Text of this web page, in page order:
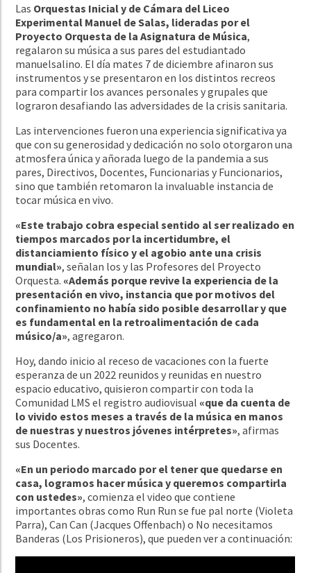
Las Orquestas Inicial y de Cámara del Liceo
Experimental Manuel de Salas, lideradas por el
Proyecto Orquesta de la Asignatura de Música,
regalaron su música a sus pares del estudiantado
manuelsalino. El día mates 7 de diciembre afinaron sus
instrumentos y se presentaron en los distintos recreos
para compartir los avances personales y grupales que
lograron desafiando las adversidades de la crisis sanitaria.
Las intervenciones fueron una experiencia significativa ya
que con su generosidad y dedicación no solo otorgaron una
atmosfera única y añorada luego de la pandemia a sus
pares, Directivos, Docentes, Funcionarias y Funcionarios,
sino que también retomaron la invaluable instancia de
tocar música en vivo.
«Este trabajo cobra especial sentido al ser realizado en
tiempos marcados por la incertidumbre, el
distanciamiento físico y el agobio ante una crisis
mundial», señalan los y las Profesores del Proyecto
Orquesta. «Además porque revive la experiencia de la
presentación en vivo, instancia que por motivos del
confinamiento no había sido posible desarrollar y que
es fundamental en la retroalimentación de cada
músico/a», agregaron.
Hoy, dando inicio al receso de vacaciones con la fuerte
esperanza de un 2022 reunidos y reunidas en nuestro
espacio educativo, quisieron compartir con toda la
Comunidad LMS el registro audiovisual «que da cuenta de
lo vivido estos meses a través de la música en manos
de nuestras y nuestros jóvenes intérpretes», afirmas
sus Docentes.
«En un periodo marcado por el tener que quedarse en
casa, logramos hacer música y queremos compartirla
con ustedes», comienza el video que contiene
importantes obras como Run Run se fue pal norte (Violeta
Parra), Can Can (Jacques Offenbach) o No necesitamos
Banderas (Los Prisioneros), que pueden ver a continuación: